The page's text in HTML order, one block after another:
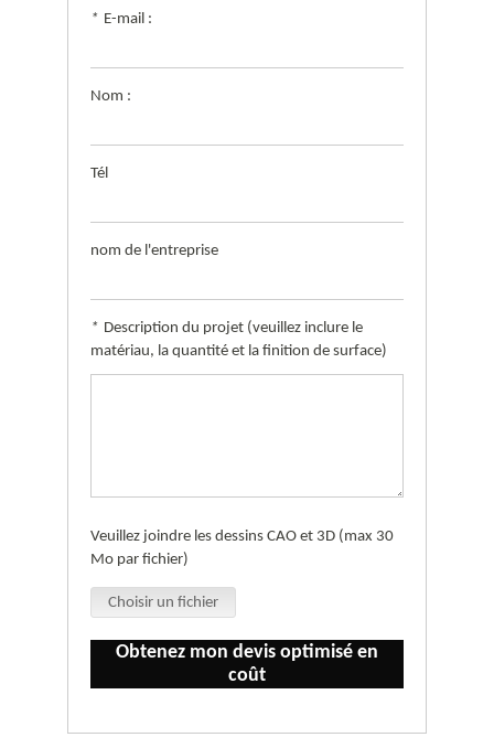
* E-mail :
Nom :
Tél
nom de l'entreprise
* Description du projet (veuillez inclure le
matériau, la quantité et la finition de surface)
Veuillez joindre les dessins CAO et 3D (max 30
Mo par fichier)
Choisir un fichier
Obtenez mon devis optimisé en
coût